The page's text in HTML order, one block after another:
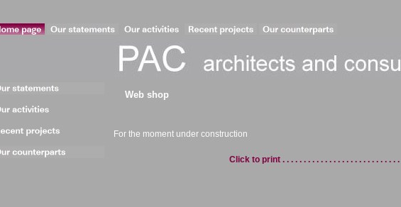
Web shop
For the moment under construction
Click to print . . . . . . . . . . . . . . . . . . . . . . . . . . . .